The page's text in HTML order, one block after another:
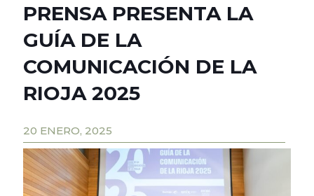
PRENSA PRESENTA LA
GUÍA DE LA
COMUNICACIÓN DE LA
RIOJA 2025
20 ENERO, 2025